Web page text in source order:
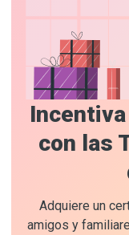
con las
Adquiere un
amigos y